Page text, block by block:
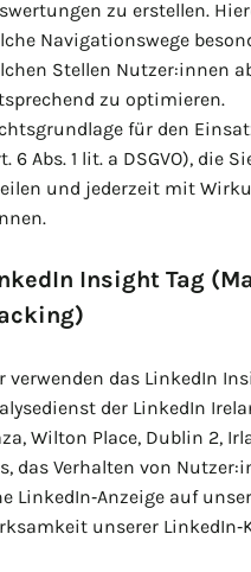
zu erstellen.
Navigationswege
Stellen Nutzer:innen
zu optimieren.
für den
6 Abs. 1 lit. a DSGVO), die
und jederzeit mit
Insight Tag
verwenden das LinkedIn
der LinkedIn
Wilton Place, Dublin 2,
das Verhalten von
LinkedIn‑Anzeige auf
unserer